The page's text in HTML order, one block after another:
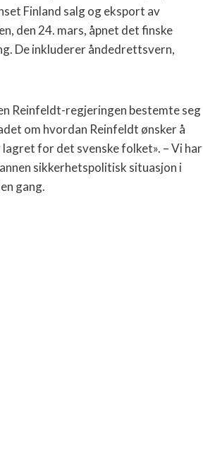
Finland salg og eksport av
den 24. mars, åpnet det finske
De inkluderer åndedrettsvern,
Reinfeldt-regjeringen bestemte seg
om hvordan Reinfeldt ønsker å
for det svenske folket». – Vi har
sikkerhetspolitisk situasjon i
gang.